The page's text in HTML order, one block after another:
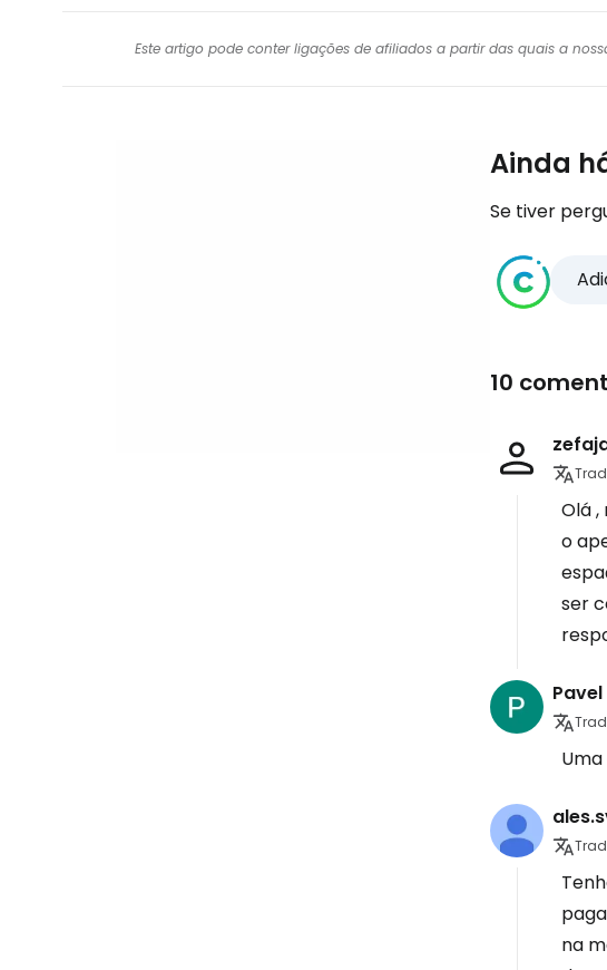
Este artigo pode conter ligações de afiliados a partir das quais a
Ainda
Se tiver
10
Olá
o
ser
na